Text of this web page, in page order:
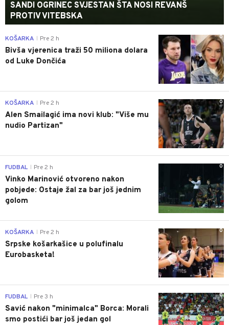
SANDI OGRINEC SVJESTAN ŠTA NOSI REVANŠ
PROTIV VITEBSKA
0
KOŠARKA Pre 2 h
Bivša vjerenica traži 50 miliona dolara
od Luke Dončića
0
KOŠARKA Pre 2 h
Alen Smailagić ima novi klub: "Više mu
nudio Partizan"
0
FUDBAL Pre 2 h
Vinko Marinović otvoreno nakon
pobjede: Ostaje žal za bar još jednim
golom
0
KOŠARKA Pre 2 h
Srpske košarkašice u polufinalu
Eurobasketa!
0
FUDBAL Pre 3 h
Savić nakon "minimalca" Borca: Morali
smo postići bar još jedan gol